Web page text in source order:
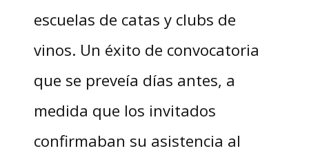
escuelas de catas y clubs de
vinos. Un éxito de convocatoria
que se preveía días antes, a
medida que los invitados
confirmaban su asistencia al